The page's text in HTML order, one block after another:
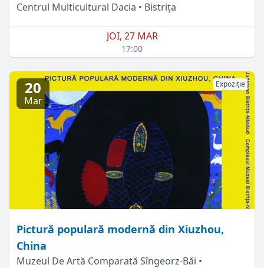
Centrul Multicultural Dacia • Bistrița
JOI, 27 MAR
17:00
20
Mar
Expoziție
Pictură populară modernă din Xiuzhou,
China
Muzeul De Artă Comparată Sîngeorz-Băi •